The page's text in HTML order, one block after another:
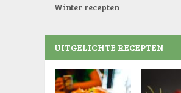
Winter recepten
UITGELICHTE RECEPTEN